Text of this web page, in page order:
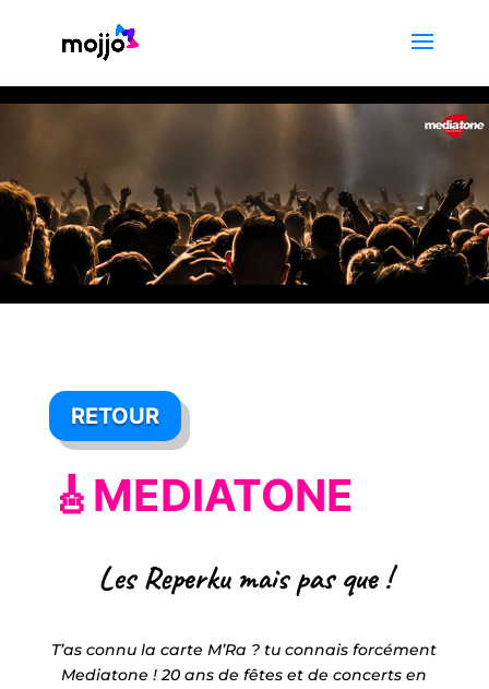
RETOUR
🎸MEDIATONE
Les Reperku mais pas que !
T’as connu la carte M’Ra ? tu connais forcément
Mediatone ! 20 ans de fêtes et de concerts en